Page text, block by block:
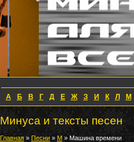
А Б В Г Д Е Ж З И К Л М
Минуса и тексты песен
Главная» Песни»М » Машина времени